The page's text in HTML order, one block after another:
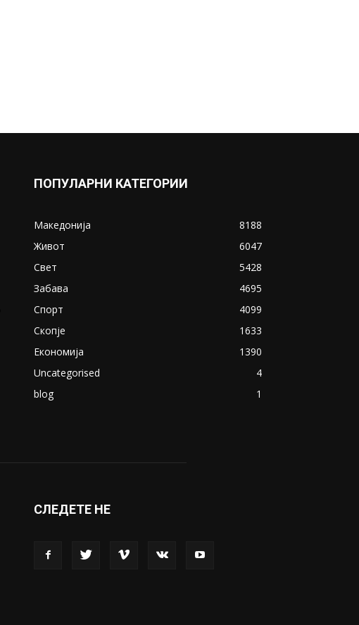
ПОПУЛАРНИ КАТЕГОРИИ
Македонија
8188
Живот
6047
Свет
5428
Забава
4695
Спорт
4099
Скопје
1633
Економија
1390
Uncategorised
4
blog
1
СЛЕДЕТЕ НЕ